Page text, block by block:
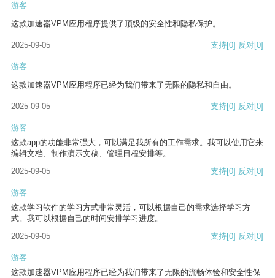
游客
这款加速器VPM应用程序提供了顶级的安全性和隐私保护。
2025-09-05 支持[0] 反对[0]
游客
这款加速器VPM应用程序已经为我们带来了无限的隐私和自由。
2025-09-05 支持[0] 反对[0]
游客
这款app的功能非常强大，可以满足我所有的工作需求。我可以使用它来
编辑文档、制作演示文稿、管理日程安排等。
2025-09-05
支持[0] 反对[0]
游客
这款学习软件的学习方式非常灵活，可以根据自己的需求选择学习方
式。我可以根据自己的时间安排学习进度。
2025-09-05
支持[0] 反对[0]
游客
这款加速器VPM应用程序已经为我们带来了无限的流畅体验和安全性保